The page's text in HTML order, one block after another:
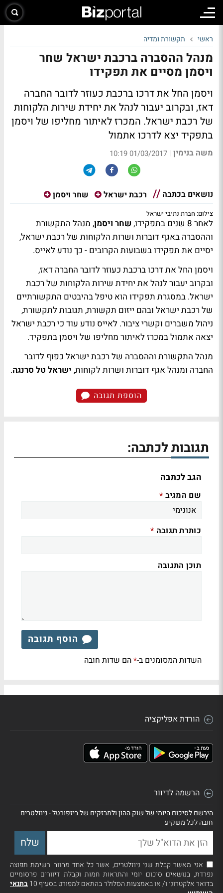
ראשי תקשורת ומדיה
מנהל ההסברה ברכבת ישראל שחר
ויסמן מסיים את תפקידו
ויסמן החל את דרכו ברכבת כעוזר לדובר החברה
דאז, ובקרוב יעבור לנהל את יחידת שירות הלקוחות
של רכבת ישראל. המכרז לאיתור מחליפו של ויסמן
בתפקיד יצא לדרכו אתמול
משה בנימין |
01/03/2017 10:19
נושאים בכתבה רכבת ישראל שחר ויסמן
צילום: חברת נתיבי ישראל
לאחר 8 שנים בתפקידו, שחר ויסמן, מנהל התקשורת
וההסברה באגף דוברות ושרות הלקוחות של רכבת ישראל,
יסיים את תפקידו בשבועות הקרובים - כך נודע לאייס.
ויסמן החל את דרכו ברכבת כעוזר לדובר החברה דאז,
ובקרוב יעבור לנהל את יחידת שירות הלקוחות של רכבת
ישראל. במסגרת תפקידו הוא טיפל בהיבטים התקשורתיים
של רכבת ישראל ובהם ייזום תקשורת, תגובות לתקשורת,
ניהול משברים וקשרי ציבור. לאייס נודע עוד כי רכבת ישראל
יצאה אתמול במכרז לאיתור מחליפו של ויסמן בתפקיד.
מנהל התקשורת וההסברה של רכבת ישראל כפוף לדובר
החברה ומנהל אגף דוברות ושרות לקוחות, ישראל טל סרנגה.
הוספת תגובה
תגובות לכתבה:
הגב לכתבה
שם המגיב *
כותרת תגובה *
תוכן התגובה
הוסף תגובה
השדות המסומנים ב-*הם שדות חובה
הורדת אפליקציה
הרשמה לדיוור
הירשם לסיכום היומי של שוק ההון ולמבזקים של ביזפורטל - ניוזלטרים
חובה לכל משקיע
אני מאשר קבלת שני ניוזלטרים, אשר כל אחד מהווה רשימת תפוצה
נפרדת, בנושאים סיכום יומי והתראות חמות וקבלת דיוורים פרסומיים
בדואר אלקטרוני ו/ או באמצעות הסלולר בהתאם למפורט בסעיף 10
בתנאי